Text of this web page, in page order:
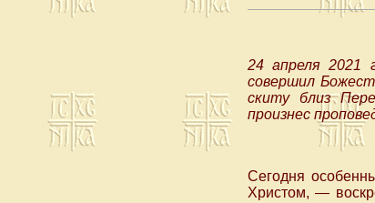
24 апреля 2021
совершил
скиту близ
произнес
Сегодня
Христом, —